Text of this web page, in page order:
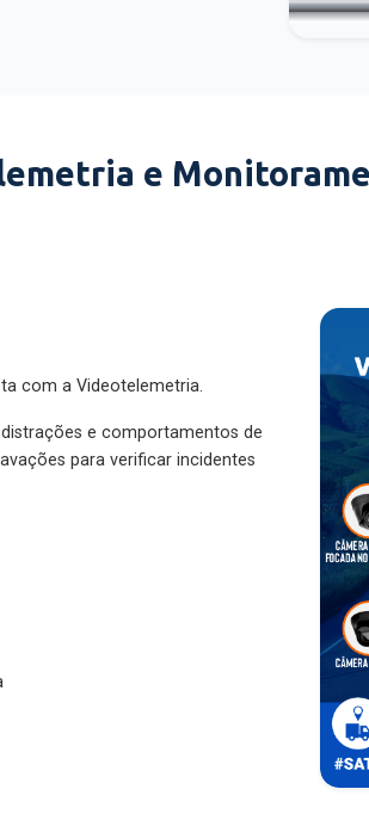
e
com a Videotelemetria.
e comportamentos de
para verificar incidentes